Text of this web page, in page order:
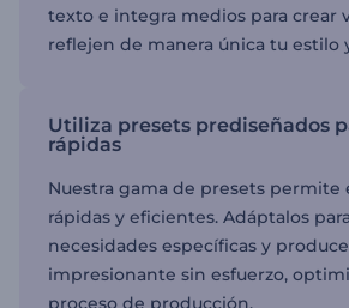
texto e integra medios para crear
reflejen de manera única tu estilo
Utiliza presets prediseñados
rápidas
Nuestra gama de presets permite
rápidas y eficientes. Adáptalos
necesidades específicas y
impresionante sin esfuerzo,
proceso de producción.